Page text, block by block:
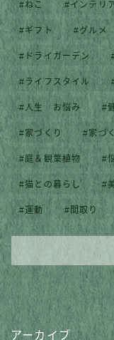
ねこ インテリ
ギフト グルメ
ドライガーデン
ライフスタイル
人生 お悩み
家づくり 家づ
庭＆観葉植物
猫との暮らし
運動 間取り
アーカイブ